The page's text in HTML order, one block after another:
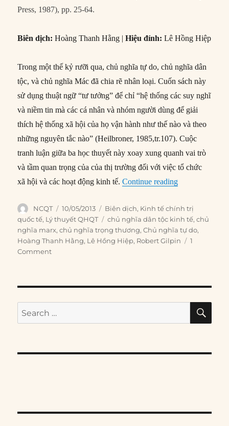
Press, 1987), pp. 25-64.
Biên dịch: Hoàng Thanh Hằng |Hiệu đính: Lê Hồng Hiệp
Trong một thế kỷ rưỡi qua, chủ nghĩa tự do, chủ nghĩa dân
tộc, và chủ nghĩa Mác đã chia rẽ nhân loại. Cuốn sách này
sử dụng thuật ngữ “tư tưởng” để chỉ “hệ thống các suy nghĩ
và niềm tin mà các cá nhân và nhóm người dùng để giải
thích hệ thống xã hội của họ vận hành như thế nào và theo
những nguyên tắc nào” (Heilbroner, 1985,tr.107). Cuộc
tranh luận giữa ba học thuyết này xoay xung quanh vai trò
và tầm quan trọng của của thị trường đối với việc tổ chức
xã hội và các hoạt động kinh tế.Continue reading“#2 – Ba tư
Author
NCQT
Posted
on
10/05/2013 Categories
Biên dịch, Kinh tế chính trị
quốc tế, Lý thuyết QHQT Tags
chủ nghĩa dân tộc kinh tế,chủ
nghĩa marx,chủ nghĩa trọng thương,Chủ nghĩa tự do,
Hoàng Thanh Hằng, Lê Hồng Hiệp, Robert Gilpin
1
Comment
Search
for: